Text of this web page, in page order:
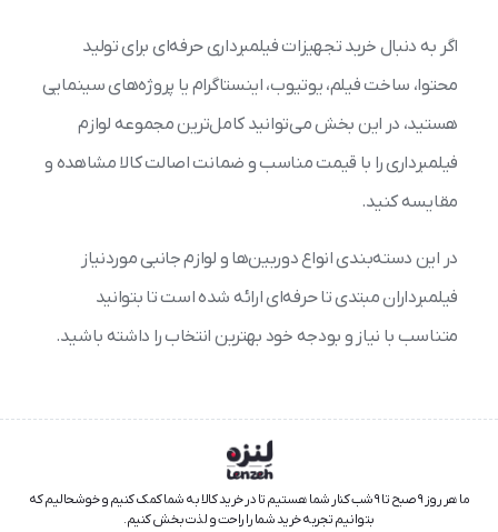
اگر به دنبال خرید تجهیزات فیلمبرداری حرفه‌ای برای تولید
محتوا، ساخت فیلم، یوتیوب، اینستاگرام یا پروژه‌های سینمایی
هستید، در این بخش می‌توانید کامل‌ترین مجموعه لوازم
فیلمبرداری را با قیمت مناسب و ضمانت اصالت کالا مشاهده و
مقایسه کنید.
در این دسته‌بندی انواع دوربین‌ها و لوازم جانبی موردنیاز
فیلمبرداران مبتدی تا حرفه‌ای ارائه شده است تا بتوانید
متناسب با نیاز و بودجه خود بهترین انتخاب را داشته باشید.
ما هر روز ۹ صبح تا ۹ شب کنار شما هستیم تا در خرید کالا به شما کمک کنیم و خوشحالیم که
بتوانیم تجربه خرید شما را راحت و لذت‌بخش کنیم.